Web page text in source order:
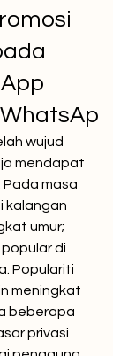
wujud
mendapat
masa
kalangan
umur;
di
Populariti
meningkat
beberapa
privasi